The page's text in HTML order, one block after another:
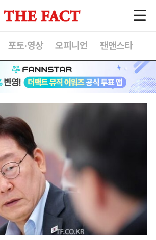
포토·영상 오피니언 팬앤스타